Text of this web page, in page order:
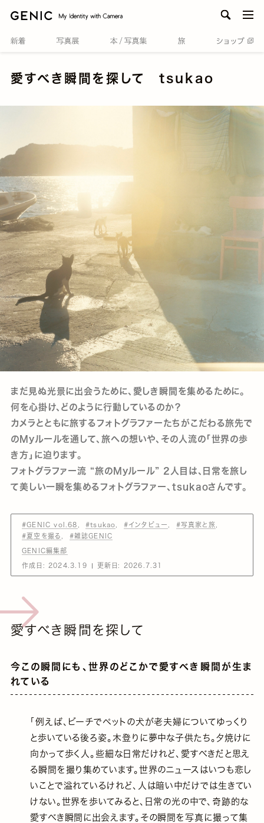
愛すべき瞬間を探して tsukao
まだ見ぬ光景に出会うために、愛しき瞬間を集めるために。
何を心掛け、どのように行動しているのか？
カメラとともに旅するフォトグラファーたちがこだわる旅先で
のMyルールを通して、旅への想いや、その人流の「世界の歩
き方」に迫ります。
フォトグラファー流 “旅のMyルール” 2人目は、日常を旅し
て美しい一瞬を集めるフォトグラファー、tsukaoさんです。
#GENIC vol.68 #tsukao #インタビュー
#写真家と旅
#夏空を撮る
#雑誌GENIC
GENIC編集部
作成日: 2024.3.19 更新日: 2026.7.31
愛すべき瞬間を探して
今この瞬間にも、世界のどこかで愛すべき瞬間が生ま
れている
「例えば、ビーチでペットの犬が老夫婦についてゆっくり
と歩いている後ろ姿。木登りに夢中な子供たち。夕焼けに
向かって歩く人。些細な日常だけれど、愛すべきだと思え
る瞬間を撮り集めています。世界のニュースはいつも悲し
いことで溢れているけれど、人は暗い中だけでは生きてい
けない。世界を歩いてみると、日常の光の中で、奇跡的な
愛すべき瞬間に出会えます。その瞬間を写真に撮って集